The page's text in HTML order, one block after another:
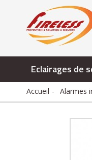
Eclairages de
Accueil Alarmes